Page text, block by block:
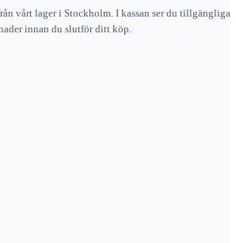
vårt lager i Stockholm. I kassan ser du tillgängliga
innan du slutför ditt köp.